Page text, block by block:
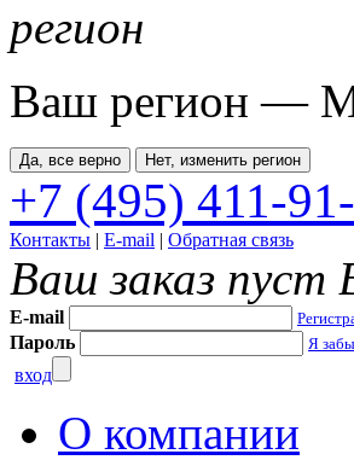
регион
Ваш регион —
Да, все верно Нет, изменить регион
+7 (495) 411-
Контакты | E-mail | Обратная связь
Ваш заказ пуст
E-mail
Пароль Я
вход
О компании